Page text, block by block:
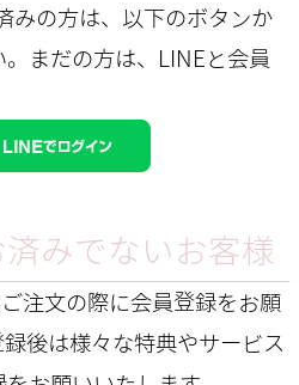
みの方は、以下のボタンか
まだの方は、
LINEと会員
みでないお客様
注文の際に会員登録をお願
後は様々な特典やサービス